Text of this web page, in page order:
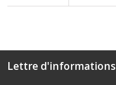
Lettre d'informations